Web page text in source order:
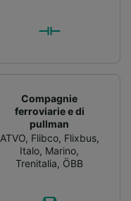
Compagnie
ferroviarie e di
pullman
ATVO, Flibco, Flixbus,
Italo, Marino,
Trenitalia, ÖBB